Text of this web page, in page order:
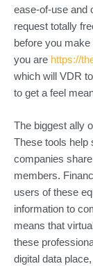
ease-of-use and
request totally
before you
you are https://
which will VDR
to get a feel
The biggest ally
These tools help
companies
members.
users of these
information to
means that
these
digital data